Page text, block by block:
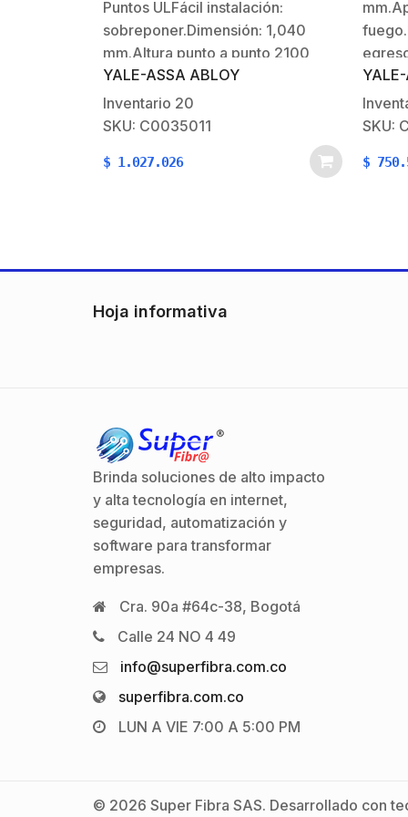
Puntos ULFácil instalación:
sobreponer.Dimensión: 1,040
mm.Altura punto a punto 2100
mmSe pueden recortar las varillas
(fallebas), si la puerta es muy
alta.Aplicable a puertas corta
fuego.Reversible.Funciones: Para
puertas de egreso y de
YALE-ASSA ABLOY
Inventario 20
SKU: C0035011
$ 1.027.026
SKU:
$
Hoja informativa
Brinda soluciones de alto impacto
y alta tecnología en internet,
seguridad, automatización y
software para transformar
empresas.
Cra. 90a #64c-38, Bogotá
Calle 24 NO 4 49
info@superfibra.com.co
superfibra.com.co
LUN A VIE 7:00 A 5:00 PM
© 2026 Super Fibra SAS. Desarrollado con